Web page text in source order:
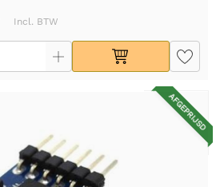
Incl. BTW
AFGEPRIJSD